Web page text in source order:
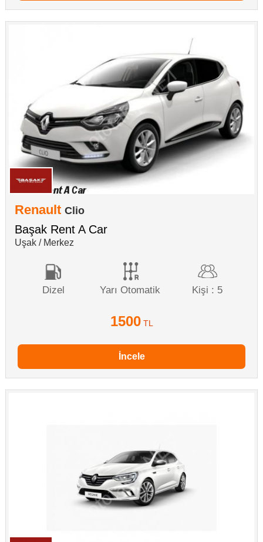
Renault Clio
Başak Rent A Car
Uşak / Merkez
Dizel Yarı Otomatik Kişi : 5
1500 TL
İncele